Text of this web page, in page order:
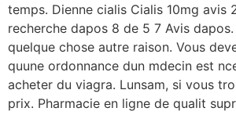
temps. Dienne cialis Cialis 10mg avis
recherche dapos 8 de 5 7 Avis
quelque chose autre raison. Vous
quune ordonnance dun mdecin est
acheter du viagra. Lunsam, si vous
prix. Pharmacie en ligne de qualit